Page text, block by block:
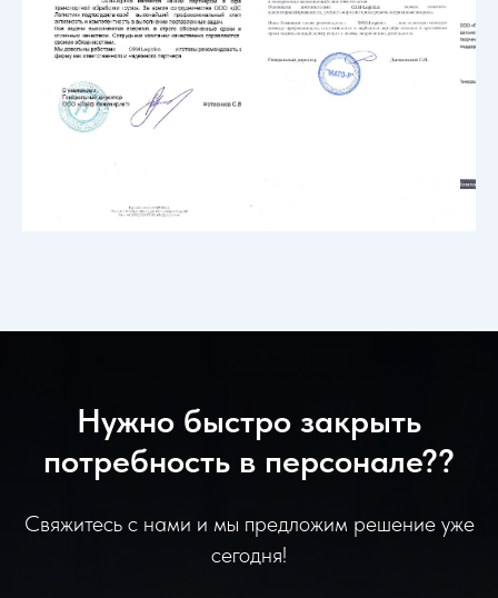
Нужно быстро закрыть
потребность в персонале??
Свяжитесь с нами и мы предложим решение уже
сегодня!